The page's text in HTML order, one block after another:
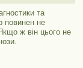
та
повинен не
ж він цього не